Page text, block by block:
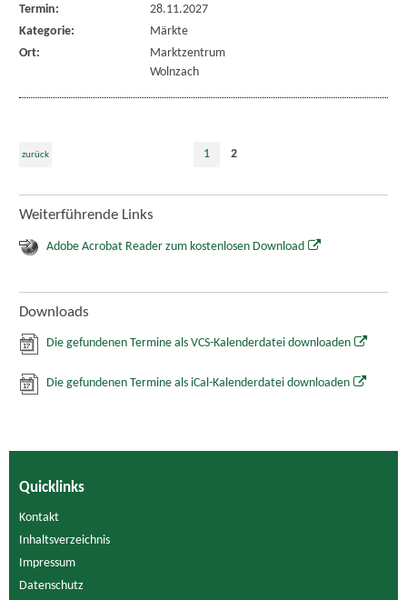
Termin:
28.11.2027
Kategorie:
Märkte
Ort:
Marktzentrum
Wolnzach
zurück 1 2
Weiterführende Links
Adobe Acrobat Reader zum kostenlosen Download
Downloads
Die gefundenen Termine als VCS-Kalenderdatei downloaden
Die gefundenen Termine als iCal-Kalenderdatei downloaden
Quicklinks
Kontakt
Inhaltsverzeichnis
Impressum
Datenschutz